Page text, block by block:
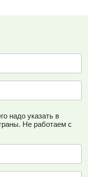
надо указать в
Не работаем с